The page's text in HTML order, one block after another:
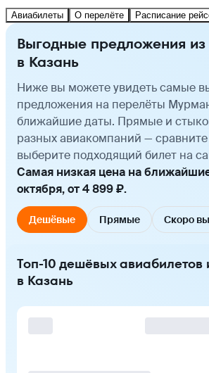
Авиабилеты О перелёте Расписание
Выгодные предложения
в Казань
Ниже вы можете увидеть самые
предложения на перелёты
ближайшие даты. Прямые и
разных авиакомпаний —
выберите подходящий билет на
Самая низкая цена на
октября, от 4 899 ₽.
Дешёвые Прямые Скоро
Топ-10 дешёвых
в Казань